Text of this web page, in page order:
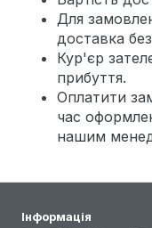
Для
доставка
Кур'єр
прибуття.
Оплатити
час
нашим
Інформація